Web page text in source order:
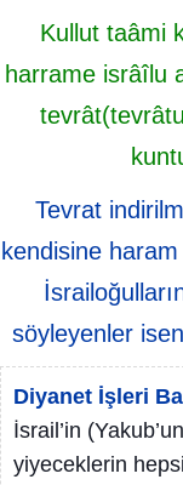
Kullut taâmi
harrame isrâîlu
Tevrat
kendisine haram
söyleyenler
Diyanet İşleri
İsrail’in
yiyeceklerin